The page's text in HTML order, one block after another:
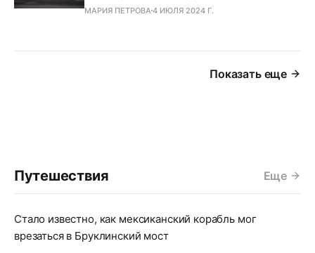
МАРИЯ ПЕТРОВА 4 ИЮЛЯ 2024 Г.
Показать еще
Путешествия Еще
Стало известно, как мексиканский корабль мог
врезаться в Бруклинский мост